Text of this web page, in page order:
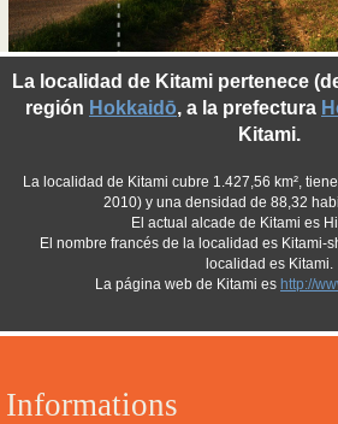
Informations
La localidad de Kitami pertenece
región Hokkaidō, a la prefectura
Kitami.
La localidad de Kitami cubre 1.427,56 km²,
2010) y una densidad de 88,32
El actual alcade de Kitami es
El nombre francés de la localidad es Kitami-
localidad es Kitami.
La página web de Kitami es http://